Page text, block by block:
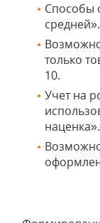
Способы
средней».
только
10.
Учет на
наценка».